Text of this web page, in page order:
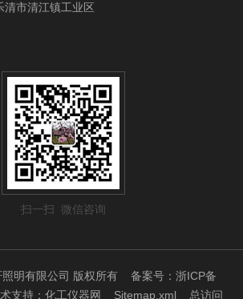
清市清江镇工业区
扫一扫 微信咨询
照明有限公司 版权所有备案号：浙ICP备
支持：化工仪器网 Sitemap.xml 总访问